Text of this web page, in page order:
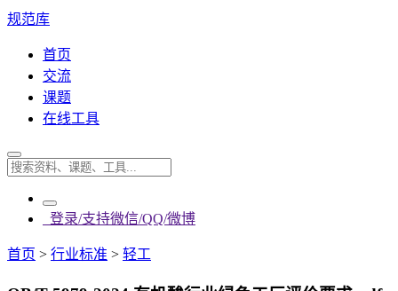
规范库
首页
交流
课题
在线工具
登录/支持微信/QQ/微博
首页 > 行业标准 > 轻工